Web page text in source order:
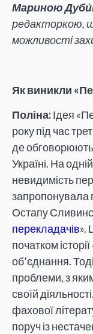
Мариною
редакторкою,
можливості
Як виникли
Поліна:Ідея
року під час
де
Україні. На
невидимість
запропонувала
Остапу
перекладачів».
початком
об’єднання.
проблеми, з
своїй
фахової
поруч із